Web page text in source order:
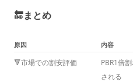
🔚まとめ
原因 内容
🔻市場での割安評価
PBR1倍
される